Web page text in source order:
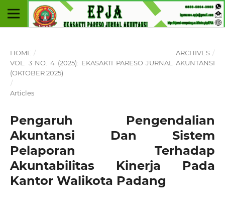
HOME / ARCHIVES /
VOL. 3 NO. 4 (2025): EKASAKTI PARESO JURNAL AKUNTANSI
(OKTOBER 2025)
/
Articles
Pengaruh Pengendalian
Akuntansi Dan Sistem
Pelaporan Terhadap
Akuntabilitas Kinerja Pada
Kantor Walikota Padang